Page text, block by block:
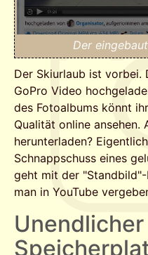
Der
Der Skiurlaub ist vorbei.
GoPro Video
des Fotoalbums könnt
Qualität online ansehen.
herunterladen?
Schnappschuss eines
geht mit der
man in YouTube
Unendlicher